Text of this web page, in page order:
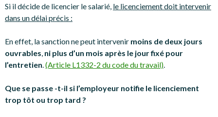
Si il décide de licencier le salarié, le licenciement doit intervenir
dans un délai précis :
En effet, la sanction ne peut intervenir moins de deux jours
ouvrables, ni plus d’un mois après le jour fixé pour
l’entretien.(Article L1332-2 du code du travail).
Que se passe -t-il si l’employeur notifie le licenciement
trop tôt ou trop tard ?